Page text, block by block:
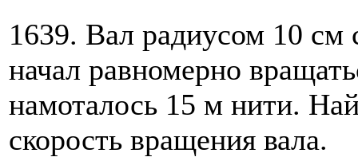
1639. Вал радиусом 10
начал равномерно
намоталось 15 м нити.
скорость вращения вала.